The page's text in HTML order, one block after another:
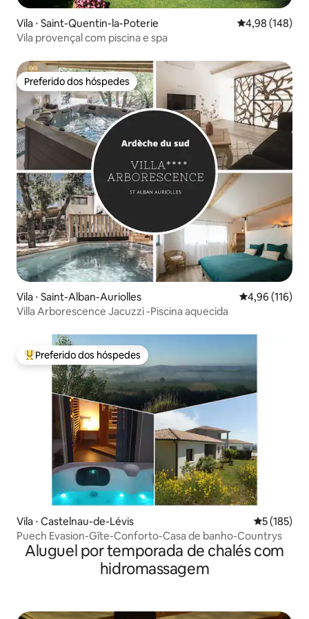
Vila ⋅ Saint-Quentin-la-Poterie 4,98 de uma
4,98 (148)
Vila provençal com piscina e spa
Preferido dos hóspedes
Preferido dos hóspedes
Vila ⋅ Saint-Alban-Auriolles 4,96 de uma
4,96 (116)
Villa Arborescence Jacuzzi -Piscina aquecida
Entre os melhores preferidos dos hóspedes
Preferido dos hóspedes
Vila ⋅ Castelnau-de-Lévis 5 de uma
5 (185)
Puech Evasion-Gîte-Conforto-Casa de banho-Countrys
Aluguel por temporada de chalés com
hidromassagem